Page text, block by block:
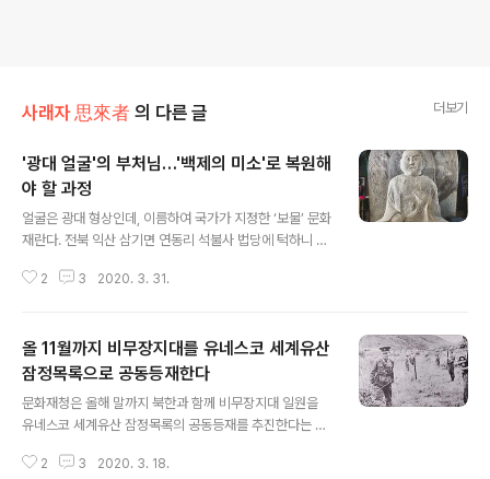
사래자 思來者 의 다른 글 더보기
'광대 얼굴'의 부처님…'백제의 미소'로 복원해
야 할 과정
얼굴은 광대 형상인데, 이름하여 국가가 지정한 ‘보물’ 문화
재란다. 전북 익산 삼기면 연동리 석불사 법당에 턱하니 자
의 본 얼굴은 떨어져 나갔고, 어느 시점에 누군가 새로운 얼
불로 유명하다. 그러나 언젠가부터 목이 달아났고 누군가
가 새로운 불두를 얹어놓았다. 하지만 ‘광대 형상’의 우스꽝
스러운 얼굴로 복원해놓았다.그런데 아무리 봐도 인자하거
나 엄숙해야 할 부처나 보살의 얼굴이 아니다. 기왕 얹어놓
을 요량이면 좀 제대로 만들 일이지, 왜 저렇게 우스꽝스러
운 얼굴을 하고 있을까. 그런데 저렇게 흠결있는 불상인데
2 3 2020. 3. 31.
올 11월까지 비무장지대를 유네스코 세계유산
잠정목록으로 공동등재한다
문화재청은 올해 말까지 북한과 함께 비무장지대 일원을
유네스코 세계유산 잠정목록의 공동등재를 추진한다는 계
청장은 지난 11일 2020년 문화재청 업무계획을 발표하면
2 3 2020. 3. 18.